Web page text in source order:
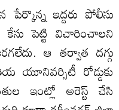
పేర్కొన్న ఇద్దరు పోలీసు
పెట్టి విచారించాలని
ఆ తర్వాత దగ్గు
యూనివర్సిటీ రోడ్డుకు
ఇంట్లో అరెస్ట్‌ చేసి